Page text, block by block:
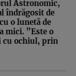
Astronomic,
îndrăgosit de
o lunetă de
mici. ”Este o
cu ochiul, prin